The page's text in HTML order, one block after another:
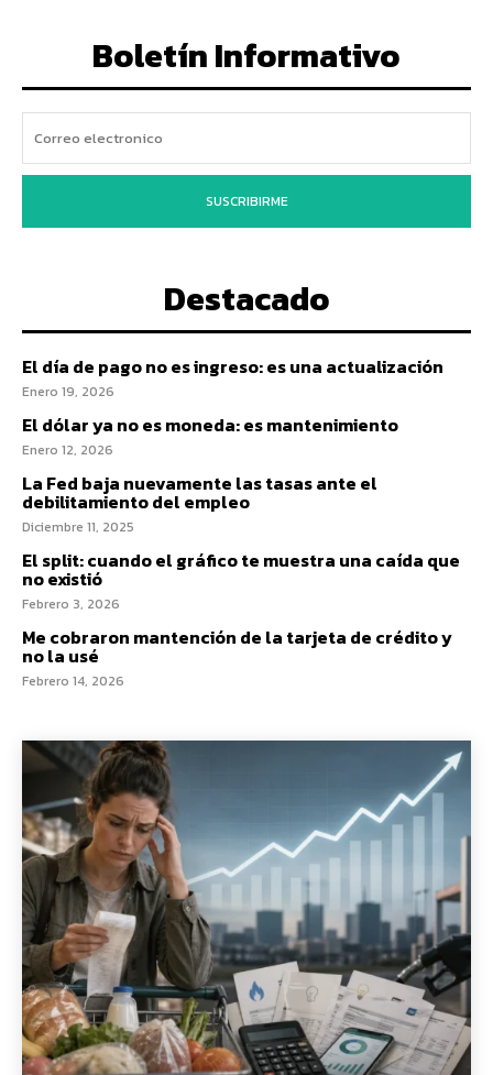
Boletín Informativo
SUSCRIBIRME
Destacado
El día de pago no es ingreso: es una actualización
Enero 19, 2026
El dólar ya no es moneda: es mantenimiento
Enero 12, 2026
La Fed baja nuevamente las tasas ante el
debilitamiento del empleo
Diciembre 11, 2025
El split: cuando el gráfico te muestra una caída que
no existió
Febrero 3, 2026
Me cobraron mantención de la tarjeta de crédito y
no la usé
Febrero 14, 2026